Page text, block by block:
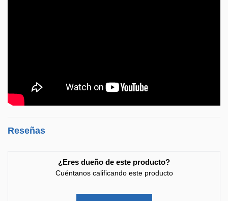
Reseñas
¿Eres dueño de este producto?
Cuéntanos calificando este producto